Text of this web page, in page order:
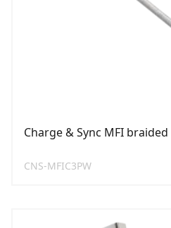
Charge & Sync MFI
CNS-MFIC3PW